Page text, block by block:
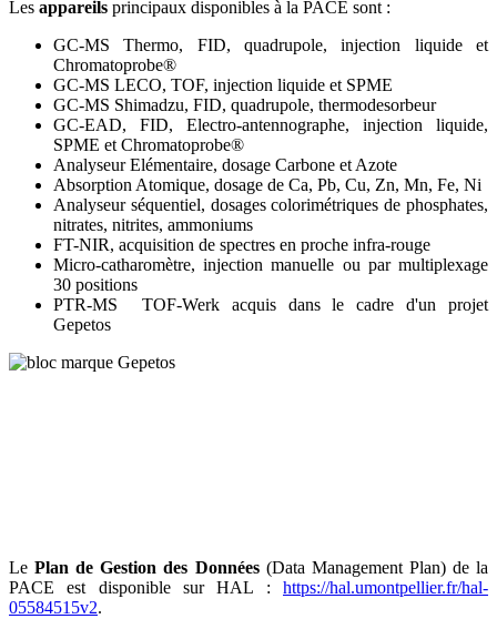
Les appareils principaux disponibles à la PACE sont :
GC-MS Thermo, FID, quadrupole, injection liquide et
Chromatoprobe®
GC-MS LECO, TOF, injection liquide et SPME
GC-MS Shimadzu, FID, quadrupole, thermodesorbeur
GC-EAD, FID, Electro-antennographe, injection liquide,
SPME et Chromatoprobe®
Analyseur Elémentaire, dosage Carbone et Azote
Absorption Atomique, dosage de Ca, Pb, Cu, Zn, Mn, Fe, Ni
Analyseur séquentiel, dosages colorimétriques de phosphates,
nitrates, nitrites, ammoniums
FT-NIR, acquisition de spectres en proche infra-rouge
Micro-catharomètre, injection manuelle ou par multiplexage
30 positions
PTR-MS TOF-Werk acquis dans le cadre d'un projet
Gepetos
LePlan de Gestion des Données(Data Management Plan) de la
PACE est disponible sur HAL : https://hal.umontpellier.fr/hal-
05584515v2.